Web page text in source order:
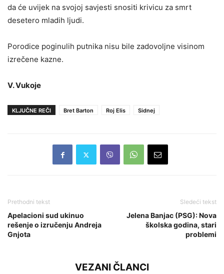
da će uvijek na svojoj savjesti snositi krivicu za smrt
desetero mladih ljudi.
Porodice poginulih putnika nisu bile zadovoljne visinom
izrečene kazne.
V. Vukoje
KLJUČNE REČI Bret Barton Roj Elis Sidnej
Prethodni tekst
Apelacioni sud ukinuo
rešenje o izručenju Andreja
Gnjota
Sledeći tekst
Jelena Banjac (PSG): Nova
školska godina, stari
problemi
VEZANI ČLANCI